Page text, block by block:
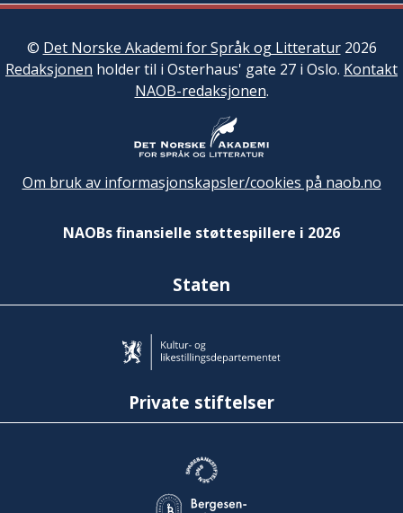
© Det Norske Akademi for Språk og Litteratur2026
Redaksjonen holder til i Osterhaus' gate 27 i Oslo. Kontakt
NAOB-redaksjonen.
Om bruk av informasjonskapsler/cookies på naob.no
NAOBs finansielle støttespillere i 2026
Staten
Private stiftelser